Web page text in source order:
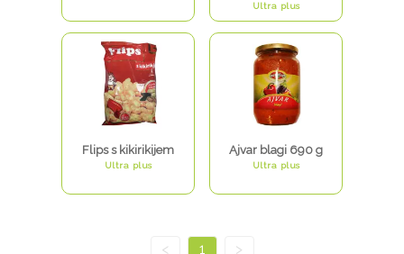
Ultra plus
Flips s kikirikijem
Ultra plus
Ajvar blagi 690 g
Ultra plus
< 1 >